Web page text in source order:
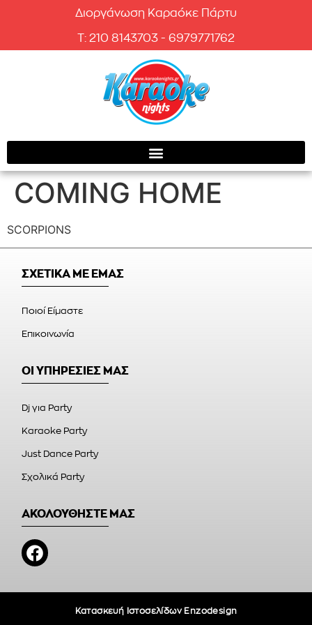
Διοργάνωση Καραόκε Πάρτυ
T: 210 8143703 - 6979771762
COMING HOME
SCORPIONS
ΣΧΕΤΙΚΑ ΜΕ ΕΜΑΣ
Ποιοί Είμαστε
Επικοινωνία
ΟΙ ΥΠΗΡΕΣΙΕΣ ΜΑΣ
Dj για Party
Karaoke Party
Just Dance Party
Σχολικά Party
ΑΚΟΛΟΥΘΗΣΤΕ ΜΑΣ
Κατασκευή Ιστοσελίδων Enzodesign